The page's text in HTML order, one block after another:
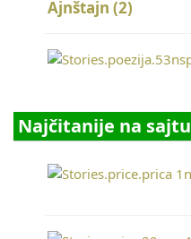
Ajnštajn (2)
Najčitanije na sajtu